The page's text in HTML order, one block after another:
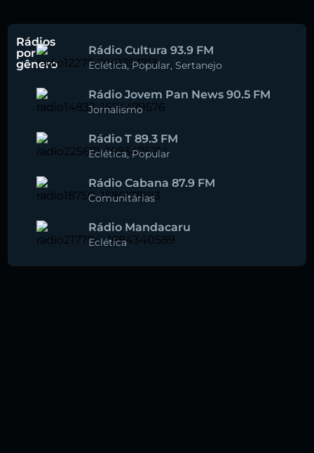
Rádios
por
gênero
Rádio Cultura 93.9 FM
Eclética,Popular, Sertanejo
Rádio Jovem Pan News 90.5 FM
Jornalismo
Rádio T 89.3 FM
Eclética,Popular
Rádio Cabana 87.9 FM
Comunitárias
Rádio Mandacaru
Eclética